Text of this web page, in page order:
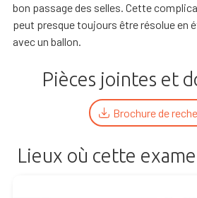
bon passage des selles. Cette
peut presque toujours être résolue en
avec un ballon.
Pièces jointes et
Brochure de
Lieux où cette